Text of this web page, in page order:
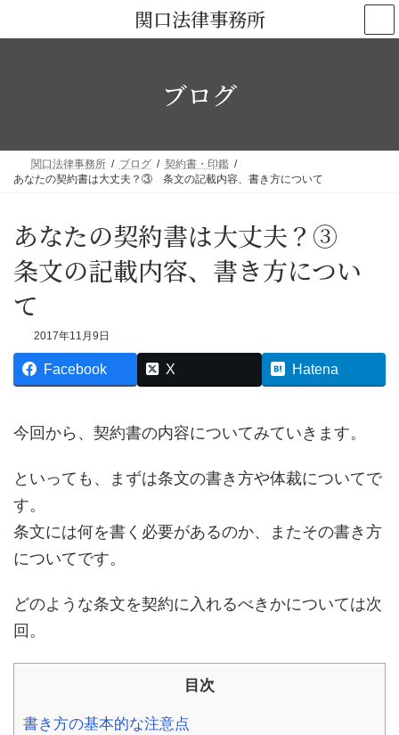
ッ
移
関口法律事務所
ブログ
関口法律事務所 ブログ
契約書・印鑑
あなたの契約書は大丈夫？③ 条文の記載内容、書き方について
あなたの契約書は大丈夫？③
条文の記載内容、書き方につい
て
2017年11月9日
Facebook X Hatena
今回から、契約書の内容についてみていきます。
といっても、まずは条文の書き方や体裁についてで
す。
条文には何を書く必要があるのか、またその書き方
についてです。
どのような条文を契約に入れるべきかについては次
回。
目次
書き方の基本的な注意点